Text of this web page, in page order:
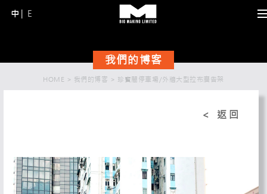
中 E
我們的博客
HOME > 我們的博客 > 珍寳閣停車場/外牆大型拉布廣告架
返
< 返回